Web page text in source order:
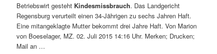
Betriebswirt gesteht Kindesmissbrauch. Das Landgericht
Regensburg verurteilt einen 34-Jährigen zu sechs Jahren Haft.
Eine mitangeklagte Mutter bekommt drei Jahre Haft. Von Marion
von Boeselager, MZ. 02. Juli 2015 14:16 Uhr. Merken; Drucken;
Mail an …